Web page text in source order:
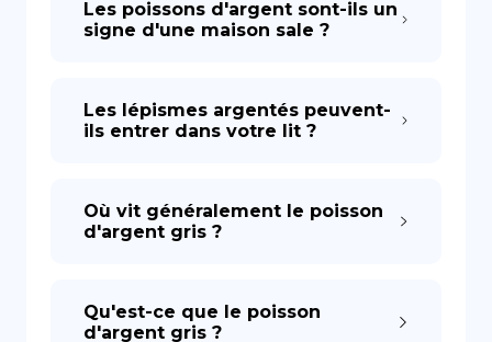
Les poissons d'argent sont-ils un
signe d'une maison sale ?
Les lépismes argentés peuvent-
ils entrer dans votre lit ?
Où vit généralement le poisson
d'argent gris ?
Qu'est-ce que le poisson
d'argent gris ?